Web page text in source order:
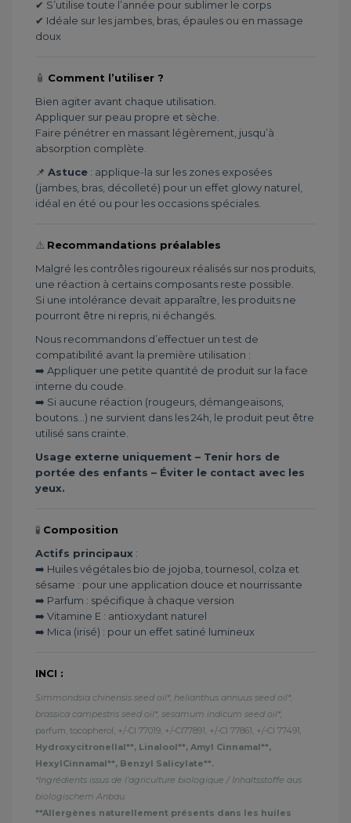
✔ S’utilise toute l’année pour sublimer le corps
✔ Idéale sur les jambes, bras, épaules ou en massage
doux
🧴 Comment l’utiliser ?
Bien agiter avant chaque utilisation.
Appliquer sur peau propre et sèche.
Faire pénétrer en massant légèrement, jusqu’à
absorption complète.
📌 Astuce : applique-la sur les zones exposées
(jambes, bras, décolleté) pour un effet glowy naturel,
idéal en été ou pour les occasions spéciales.
⚠️ Recommandations préalables
Malgré les contrôles rigoureux réalisés sur nos produits,
une réaction à certains composants reste possible.
Si une intolérance devait apparaître, les produits ne
pourront être ni repris, ni échangés.
Nous recommandons d’effectuer un test de
compatibilité avant la première utilisation :
➡️ Appliquer une petite quantité de produit sur la face
interne du coude.
➡️ Si aucune réaction (rougeurs, démangeaisons,
boutons...) ne survient dans les 24h, le produit peut être
utilisé sans crainte.
Usage externe uniquement – Tenir hors de
portée des enfants – Éviter le contact avec les
yeux.
🧪 Composition
Actifs principaux :
➡️ Huiles végétales bio de jojoba, tournesol, colza et
sésame : pour une application douce et nourrissante
➡️ Parfum : spécifique à chaque version
➡️ Vitamine E : antioxydant naturel
➡️ Mica (irisé) : pour un effet satiné lumineux
INCI :
Simmondsia chinensis seed oil*, helianthus annuus seed oil*,
brassica campestris seed oil*, sesamum indicum seed oil*,
parfum, tocopherol, +/-CI 77019, +/-CI77891, +/-CI 77861, +/-CI 77491
Hydroxycitronellal**, Linalool**, Amyl Cinnamal**,
HexylCinnamal**, Benzyl Salicylate**.
*Ingrédients issus de l’agriculture biologique / Inhaltsstoffe aus
biologischem Anbau.
**Allergènes naturellement présents dans les huiles